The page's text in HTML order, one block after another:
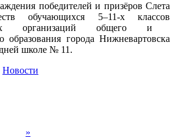
победителей и призёров Слета
обучающихся 5–11-х классов
организаций общего и
образования города Нижневартовска
школе № 11.
Новости
»